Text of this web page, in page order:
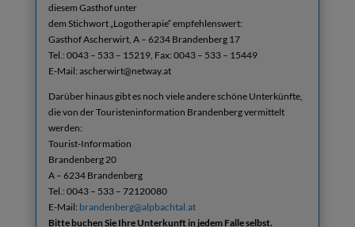
diesem Gasthof unter
dem Stichwort „Logotherapie“ empfehlenswert:
Gasthof Ascherwirt, A – 6234 Brandenberg 17
Tel.: 0043 – 533 – 15219, Fax: 0043 – 533 – 15449
E-Mail: ascherwirt@netway.at
Darüber hinaus gibt es noch viele andere schöne Unterkünfte,
die von der Touristeninformation Brandenberg vermittelt
werden:
Tourist-Information
Brandenberg 20
A – 6234 Brandenberg
Tel.: 0043 – 533 – 72120080
E-Mail: brandenberg@alpbachtal.at
Bitte buchen Sie Ihre Unterkunft in jedem Falle selbst.